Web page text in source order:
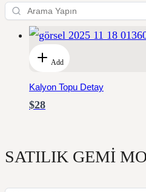
Add
Kalyon Topu Detay
$28
SATILIK GEMİ